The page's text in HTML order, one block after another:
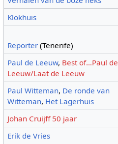
Klokhuis
Reporter (Tenerife)
Paul de Leeuw, Best of…Paul de
Leeuw/Laat de Leeuw
Paul Witteman, De ronde van
Witteman, Het Lagerhuis
Johan Cruijff 50 jaar
Erik de Vries